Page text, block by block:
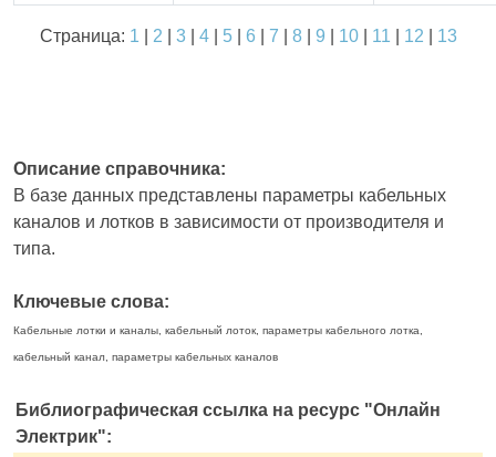
Страница: 1 2 3| 4| 5| 6 7 8| 9 10| 11 12 13
Описание справочника:
В базе данных представлены параметры кабельных
каналов и лотков в зависимости от производителя и
типа.
Ключевые слова:
Кабельные лотки и каналы, кабельный лоток, параметры кабельного лотка,
кабельный канал, параметры кабельных каналов
Библиографическая ссылка на ресурс "Онлайн
Электрик":